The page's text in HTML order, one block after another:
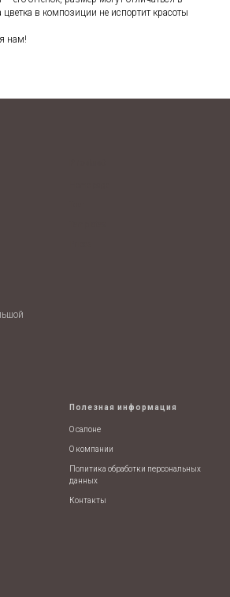
в композиции не испортит красоты
нам!
Полезная информация
О салоне
О компании
Политика обработки персональных
данных
Контакты